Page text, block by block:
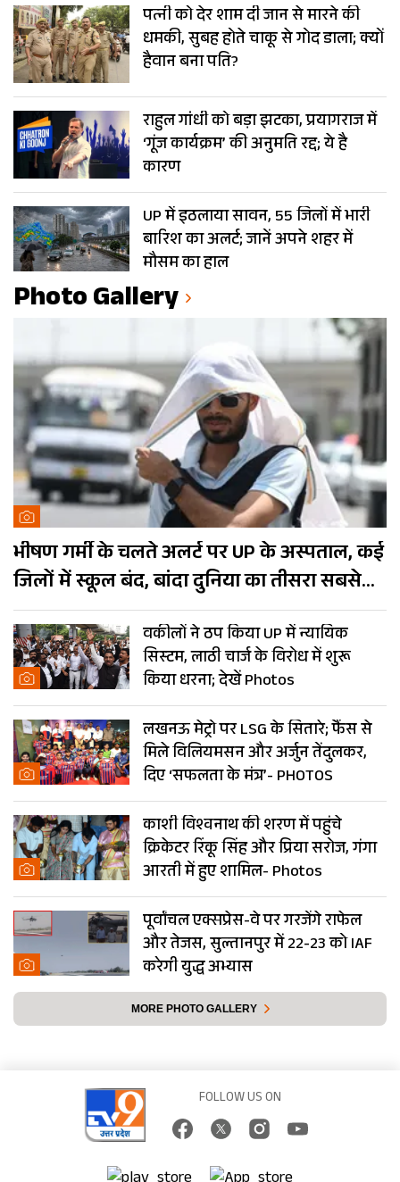
पत्नी को देर शाम दी जान से मारने की
धमकी, सुबह होते चाकू से गोद डाला; क्यों
हैवान बना पति?
राहुल गांधी को बड़ा झटका, प्रयागराज में
‘गूंज कार्यक्रम’ की अनुमति रद्द; ये है
कारण
UP में इठलाया सावन, 55 जिलों में भारी
बारिश का अलर्ट; जानें अपने शहर में
मौसम का हाल
Photo Gallery
भीषण गर्मी के चलते अलर्ट पर UP के अस्पताल, कई
जिलों में स्कूल बंद, बांदा दुनिया का तीसरा सबसे
गर्म शहर
वकीलों ने ठप किया UP में न्यायिक
सिस्टम, लाठी चार्ज के विरोध में शुरू
किया धरना; देखें Photos
लखनऊ मेट्रो पर LSG के सितारे; फैंस से
मिले विलियमसन और अर्जुन तेंदुलकर,
दिए ‘सफलता के मंत्र’- PHOTOS
काशी विश्वनाथ की शरण में पहुंचे
क्रिकेटर रिंकू सिंह और प्रिया सरोज, गंगा
आरती में हुए शामिल- Photos
पूर्वांचल एक्सप्रेस-वे पर गरजेंगे राफेल
और तेजस, सुल्तानपुर में 22-23 को IAF
करेगी युद्ध अभ्यास
MORE PHOTO GALLERY
FOLLOW US ON